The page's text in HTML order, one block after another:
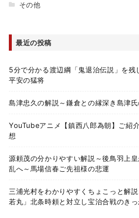
その他
最近の投稿
5分で分かる渡辺綱「鬼退治伝説」を残
平安の猛将
島津忠久の解説～鎌倉との縁深き島津氏
YouTubeアニメ【鎮西八郎為朝】ご紹
想
源頼茂の分かりやすい解説～後鳥羽上
乱へ～馬場信春ご先祖様の悲運
三浦光村をわかりやすくちょこっと解
若丸」北条時頼と対立し宝治合戦のき